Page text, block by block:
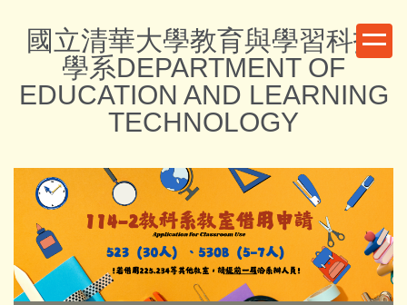
內
國立清華大學教育與學習科技
學系DEPARTMENT OF
EDUCATION AND LEARNING
TECHNOLOGY